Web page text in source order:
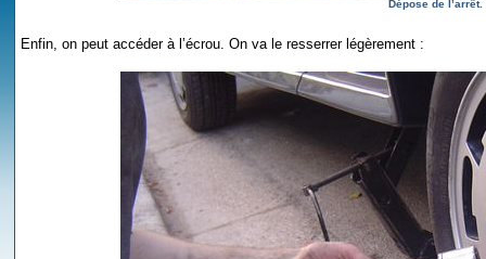
Dépose de l’arrêt.
Enfin, on peut accéder à l’écrou. On va le resserrer légèrement :